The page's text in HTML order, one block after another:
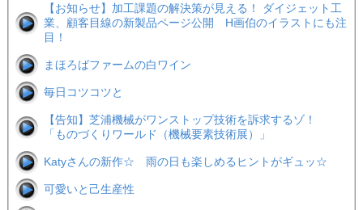
【お知らせ】加工課題の解決策が見える！ ダイジェット工
業、顧客目線の新製品ページ公開 H画伯のイラストにも注
目！
まほろばファームの白ワイン
毎日コツコツと
【告知】芝浦機械がワンストップ技術を訴求するゾ！
「ものづくりワールド（機械要素技術展）」
Katyさんの新作☆ 雨の日も楽しめるヒントがギュッ☆
可愛いと己生産性